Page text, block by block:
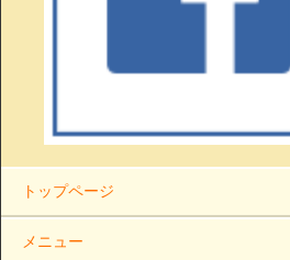
トップページ
メニュー